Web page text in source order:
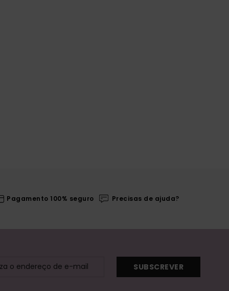
Pagamento 100% seguro Precisas de ajuda?
SUBSCREVER